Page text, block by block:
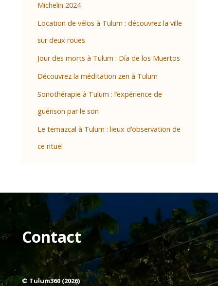
Michelin 2024
Location de vélos à Tulum : découvrez la ville
sur deux roues
Jour des morts à Tulum : Día de los Muertos
Découvrez la méditation zen à Tulum
Sonothérapie à Tulum : l’expérience de
guérison par le son
Le temazcal à Tulum : lieux d’observation de
ce rituel
Contact
© Tulum360 (2026)